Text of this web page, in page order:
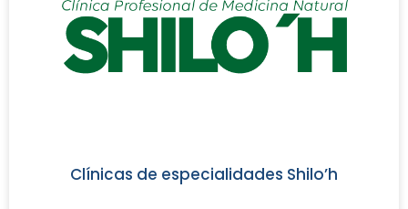
Clínicas de especialidades Shilo’h